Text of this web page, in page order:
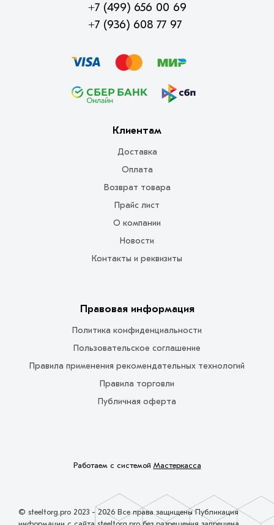
+7 (499) 656 00 69
+7 (936) 608 77 97
Клиентам
Доставка
Оплата
Возврат товара
Прайс лист
О компании
Новости
Контакты и реквизиты
Правовая информация
Политика конфиденциальности
Пользовательское соглашение
Правила применения рекомендательных технологий
Правила торговли
Публичная оферта
Работаем с системой Мастеркасса
© steeltorg.pro 2023 - 2026 Все права защищены Публикация